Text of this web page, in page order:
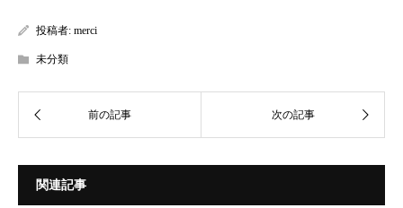
投稿者: merci
未分類
関連記事